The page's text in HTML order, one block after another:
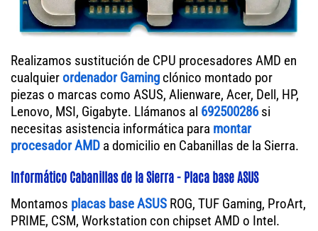
Realizamos sustitución de CPU procesadores AMD en
cualquierordenador Gaming clónico montado por
piezas o marcas como ASUS, Alienware, Acer, Dell, HP,
Lenovo, MSI, Gigabyte. Llámanos al 692500286si
necesitas asistencia informática para montar
procesador AMD a domicilio en Cabanillas de la Sierra.
Informático Cabanillas de la Sierra - Placa base ASUS
Montamos placas base ASUS ROG, TUF Gaming, ProArt,
PRIME, CSM, Workstation con chipset AMD o Intel.